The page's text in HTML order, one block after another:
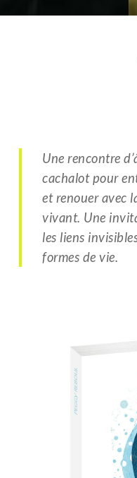
Une rencontre
cachalot pour
et renouer avec
vivant. Une
les liens
formes de vie.